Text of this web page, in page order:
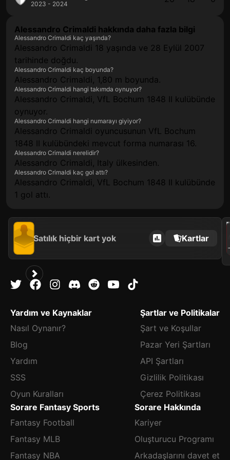
2023 - 2024
Alessandro Crimaldi hakkında daha fazla bilgi
Alessandro Crimaldi kaç yaşında?
Alessandro Crimaldi 18 yaşında ve 28 Eylül 2007
tarihinde doğdu.
Alessandro Crimaldi kaç boyunda?
Alessandro Crimaldi, 1,80 m boyunda.
Alessandro Crimaldi hangi takımda oynuyor?
Alessandro Crimaldi, VfL Bochum 1848 II kulübünde
oynuyor.
Alessandro Crimaldi hangi numarayı giyiyor?
Alessandro Crimaldi oyuncusunun VfL Bochum
1848 II kulübündeki mevcut forma numarası 16.
Alessandro Crimaldi nerelidir?
Alessandro Crimaldi, Italy ülkesinden.
Alessandro Crimaldi kaç gol attı?
Alessandro Crimaldi, VfL Bochum 1848 II kulübünde
1 gol attı.
Satılık hiçbir kart yok Kartlar
2025
Yardım ve Kaynaklar
Nasıl Oynanır?
Blog
Yardım
SSS
Oyun Kuralları
Şartlar ve Politikalar
Şart ve Koşullar
Pazar Yeri Şartları
API Şartları
Gizlilik Politikası
Çerez Politikası
Sorare Fantasy Sports
Fantasy Football
Fantasy MLB
Fantasy NBA
Sorare Hakkında
Kariyer
Oluşturucu Programı
Arkadaşlarını davet et